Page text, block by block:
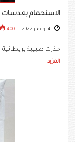
الاستحمام بعدسات
400
حذرت طبيبة
المزيد